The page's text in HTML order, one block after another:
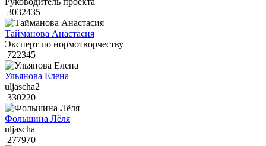
3032435
Тайманова Анастасия
Эксперт по нормотворчеству
722345
Ульянова Елена
uljascha2
330220
Фольшина Лёля
uljascha
277970